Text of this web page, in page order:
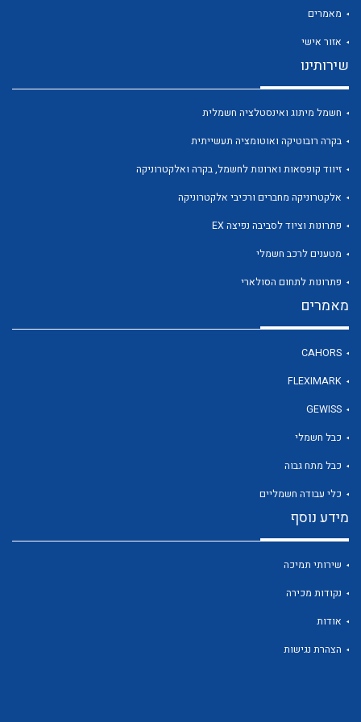
לכל מוצרי היצרן
מאמרים
אזור אישי
שירותינו
חשמל מיתוג ואינסטלציה חשמלית
בקרה רובוטיקה ואוטומציה תעשייתית
זיווד קופסאות וארונות לחשמל, בקרה ואלקטרוניקה
אלקטרוניקה מחברים ורכיבי אלקטרוניקה
פתרונות וציוד לסביבה נפיצה EX
מטענים לרכב חשמלי
פתרונות לתחום הסולארי
מאמרים
CAHORS
FLEXIMARK
GEWISS
כבל חשמלי
כבל מתח גבוה
כלי עבודה חשמליים
מידע נוסף
שירותי תמיכה
נקודות מכירה
אודות
הצהרת נגישות